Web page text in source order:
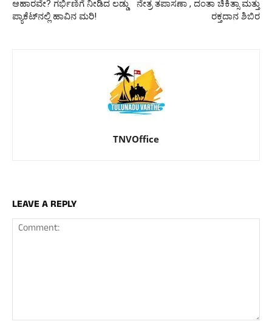
ಆಹಾರವೇ? ಗರ್ಭಿಣಿಗೆ ನೀಡಿದ ಲಡ್ಡು
ಪ್ಯಾಕೆಟ್‌ನಲ್ಲಿ ಹಾವಿನ ಮರಿ!
ನೇತ್ರ ತಪಾಸಣಾ , ದಂತಾ ಚಿಕಿತ್ಸಾ ಮತ್ತು
ರಕ್ತದಾನ ಶಿಬಿರ
TNVOffice
LEAVE A REPLY